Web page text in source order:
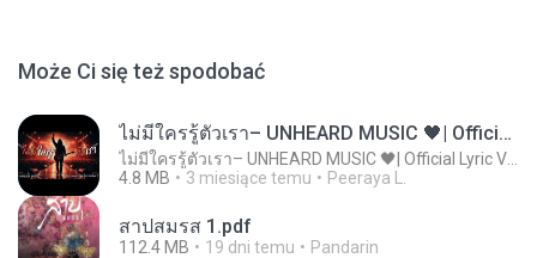
Może Ci się też spodobać
ไม่มีใครรู้ตัวเรา– UNHEARD MUSIC 🖤| Official Lyric Video | เพลงสู้ชีวิต
4.8 MB
3 miesiące temu Peeraya L.
สาปสมรส 1.pdf
112.4 MB 19 dni temu Pandarin